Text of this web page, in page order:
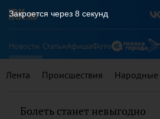
Новости СтатьиАфишаФото
Лента Происшествия Народные
Болеть станет невыгодно
Закроется через 8 секунд